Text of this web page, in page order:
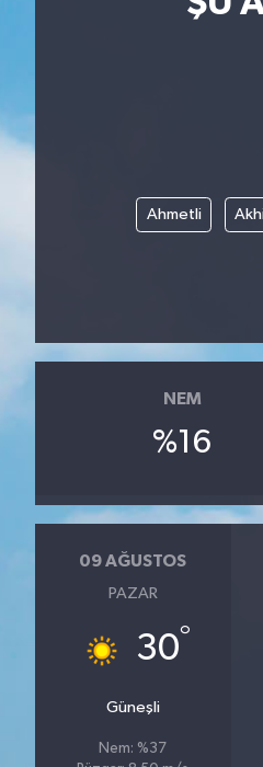
Ahmetli
NEM
%16
09 AĞUSTOS
PAZAR
30°
Güneşli
Nem: %37